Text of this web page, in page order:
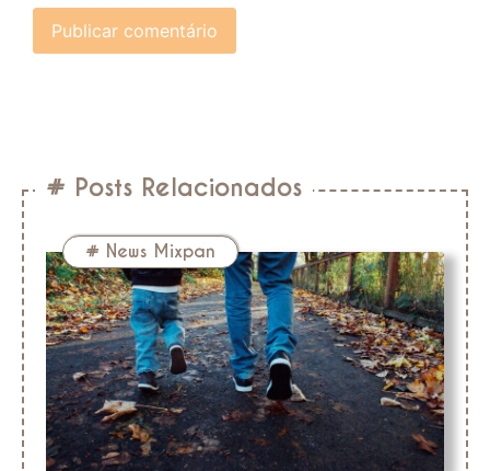
# Posts Relacionados
# News Mixpan